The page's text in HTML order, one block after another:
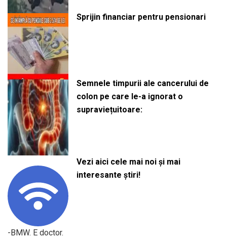
Sprijin financiar pentru pensionari
Semnele timpurii ale cancerului de
colon pe care le-a ignorat o
supraviețuitoare:
Vezi aici cele mai noi și mai
interesante știri!
-BMW. E doctor.